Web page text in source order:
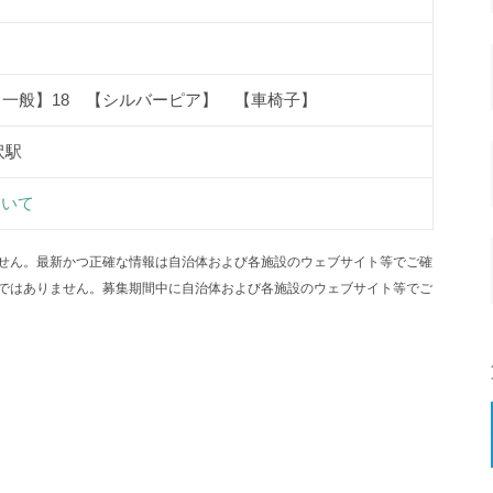
般】18 【シルバーピア】 【車椅子】
駅
て
。最新かつ正確な情報は自治体および各施設のウェブサイト等でご確
ありません。募集期間中に自治体および各施設のウェブサイト等でご